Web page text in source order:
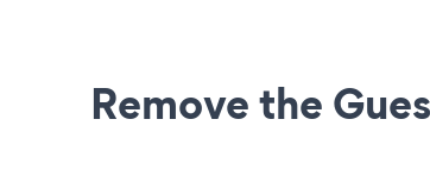
Remove the